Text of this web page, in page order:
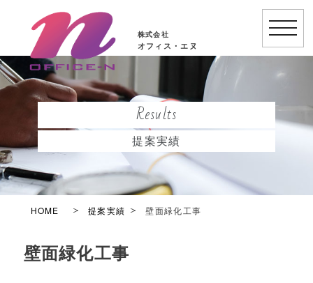
株式会社
オフィス・エヌ
toggle
Results
提案実績
HOME 提案実績 壁面緑化工事
壁面緑化工事